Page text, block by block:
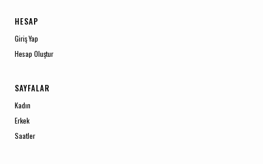
HESAP
Giriş Yap
Hesap Oluştur
SAYFALAR
Kadın
Erkek
Saatler